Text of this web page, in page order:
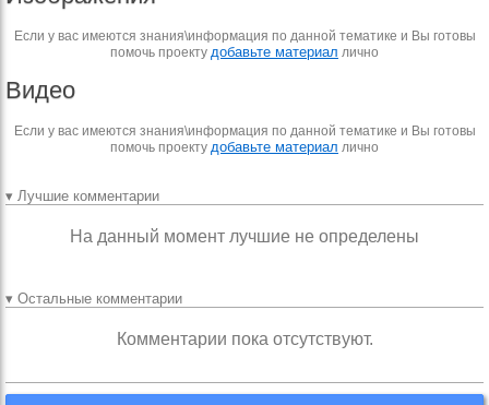
Если у вас имеются знания\информация по данной тематике и Вы готовы
помочь проекту добавьте материал лично
Видео
Если у вас имеются знания\информация по данной тематике и Вы готовы
помочь проекту добавьте материал лично
▾ Лучшие комментарии
На данный момент лучшие не определены
▾ Остальные комментарии
Комментарии пока отсутствуют.